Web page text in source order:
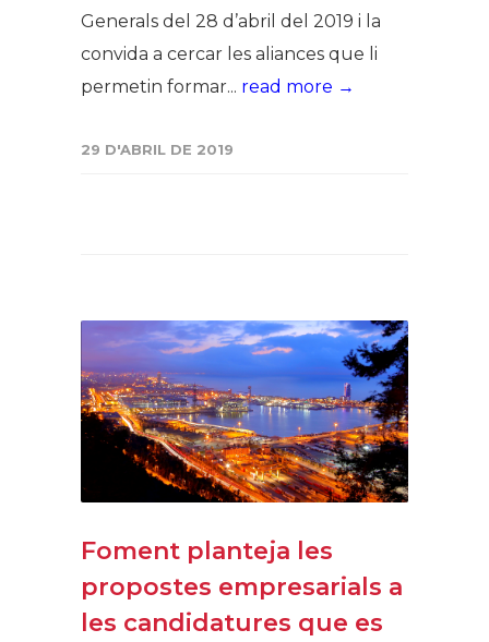
Generals del 28 d’abril del 2019 i la
convida a cercar les aliances que li
permetin formar... read more →
29 D'ABRIL DE 2019
Foment planteja les
propostes empresarials a
les candidatures que es